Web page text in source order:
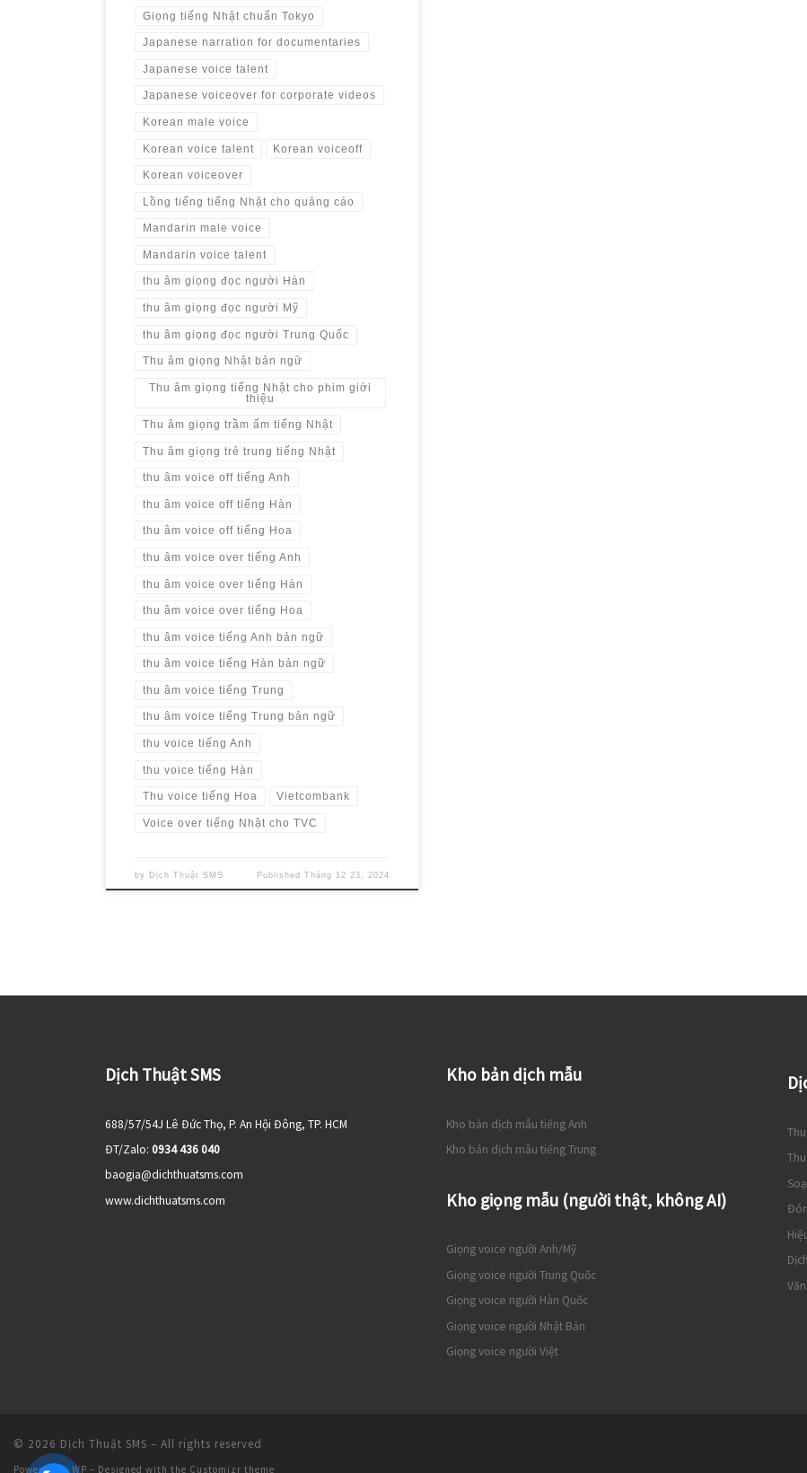
Giọng tiếng Nhật chuẩn Tokyo
Japanese narration for documentaries
Japanese voice talent
Japanese voiceover for corporate videos
Korean male voice
Korean voice talent Korean voiceoff
Korean voiceover
Lồng tiếng tiếng Nhật cho quảng cáo
Mandarin male voice
Mandarin voice talent
thu âm giọng đọc người Hàn
thu âm giọng đọc người Mỹ
thu âm giọng đọc người Trung Quốc
Thu âm giọng Nhật bản ngữ
Thu âm giọng tiếng Nhật cho phim giới
thiệu
Thu âm giọng trầm ấm tiếng Nhật
Thu âm giọng trẻ trung tiếng Nhật
thu âm voice off tiếng Anh
thu âm voice off tiếng Hàn
thu âm voice off tiếng Hoa
thu âm voice over tiếng Anh
thu âm voice over tiếng Hàn
thu âm voice over tiếng Hoa
thu âm voice tiếng Anh bản ngữ
thu âm voice tiếng Hàn bản ngữ
thu âm voice tiếng Trung
thu âm voice tiếng Trung bản ngữ
thu voice tiếng Anh
thu voice tiếng Hàn
Thu voice tiếng Hoa Vietcombank
Voice over tiếng Nhật cho TVC
by Dịch Thuật SMS Published Tháng 12 23, 2024
Dịch Thuật SMS
688/57/54J Lê Đức Thọ, P. An Hội Đông, TP. HCM
ĐT/Zalo: 0934 436 040
baogia@dichthuatsms.com
www.dichthuatsms.com
Kho bản dịch mẫu
Kho bản dịch mẫu tiếng Anh
Kho bản dịch mẫu tiếng Trung
Kho giọng mẫu (người thật, không AI)
Giọng voice người Anh/Mỹ
Giọng voice người Trung Quốc
Giọng voice người Hàn Quốc
Giọng voice người Nhật Bản
Giọng voice người Việt
© 2026 Dịch Thuật SMS – All rights reserved
Powered by WP – Designed with the Customizr theme